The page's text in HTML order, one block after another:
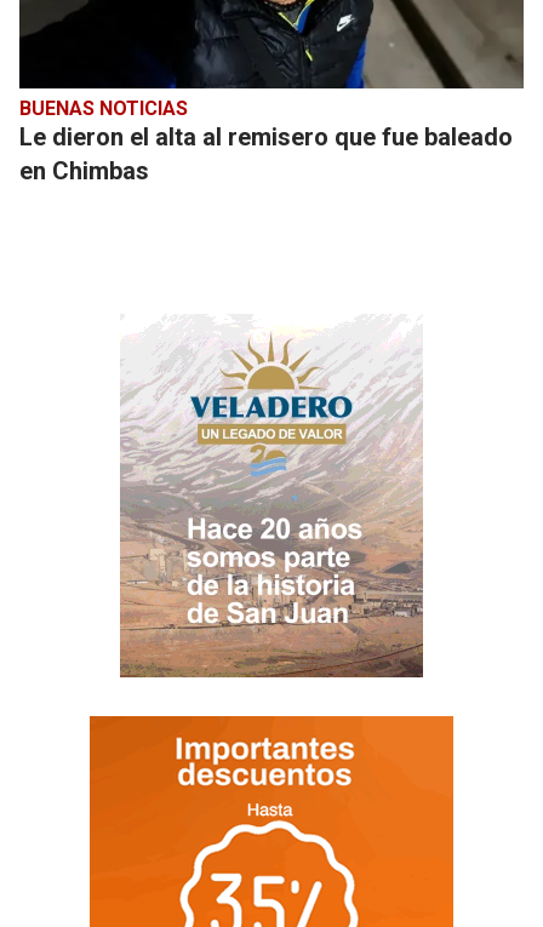
BUENAS NOTICIAS
Le dieron el alta al remisero que fue baleado
en Chimbas